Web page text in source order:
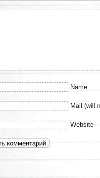
Name
Mail (will
Website